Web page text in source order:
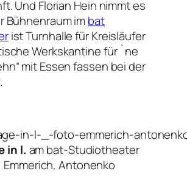
Und Florian Hein nimmt es
Bühnenraum imbat
ist Turnhalle für Kreisläufer
Werkskantine für `ne
mit Essen fassen bei der
in l. am bat-Studiotheater
Emmerich, Antonenko